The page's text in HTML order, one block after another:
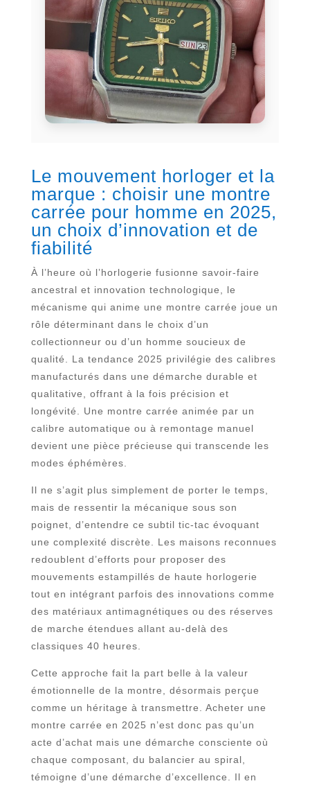
Le mouvement horloger et la
marque : choisir une montre
carrée pour homme en 2025,
un choix d’innovation et de
fiabilité
À l’heure où l’horlogerie fusionne savoir-faire
ancestral et innovation technologique, le
mécanisme qui anime une montre carrée joue un
rôle déterminant dans le choix d’un
collectionneur ou d’un homme soucieux de
qualité. La tendance 2025 privilégie des calibres
manufacturés dans une démarche durable et
qualitative, offrant à la fois précision et
longévité. Une montre carrée animée par un
calibre automatique ou à remontage manuel
devient une pièce précieuse qui transcende les
modes éphémères.
Il ne s’agit plus simplement de porter le temps,
mais de ressentir la mécanique sous son
poignet, d’entendre ce subtil tic-tac évoquant
une complexité discrète. Les maisons reconnues
redoublent d’efforts pour proposer des
mouvements estampillés de haute horlogerie
tout en intégrant parfois des innovations comme
des matériaux antimagnétiques ou des réserves
de marche étendues allant au-delà des
classiques 40 heures.
Cette approche fait la part belle à la valeur
émotionnelle de la montre, désormais perçue
comme un héritage à transmettre. Acheter une
montre carrée en 2025 n’est donc pas qu’un
acte d’achat mais une démarche consciente où
chaque composant, du balancier au spiral,
témoigne d’une démarche d’excellence. Il en